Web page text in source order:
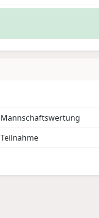
Mannschaftswertung
Teilnahme